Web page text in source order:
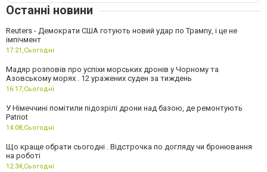
Останні новини
Reuters - Демократи США готують новий удар по Трампу, і це не
імпічмент
17:21,Сьогодні
Мадяр розповів про успіхи морських дронів у Чорному та
Азовському морях . 12 уражених суден за тиждень
16:17,Сьогодні
У Німеччині помітили підозрілі дрони над базою, де ремонтують
Patriot
14:08,Сьогодні
Що краще обрати сьогодні . Відстрочка по догляду чи бронювання
на роботі
12:34,Сьогодні